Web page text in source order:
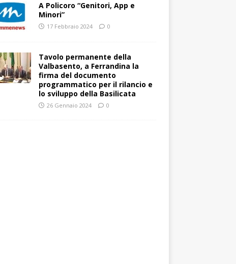
A Policoro “Genitori, App e
Minori”
17 Febbraio 2024 0
Tavolo permanente della
Valbasento, a Ferrandina la
firma del documento
programmatico per il rilancio e
lo sviluppo della Basilicata
26 Gennaio 2024 0